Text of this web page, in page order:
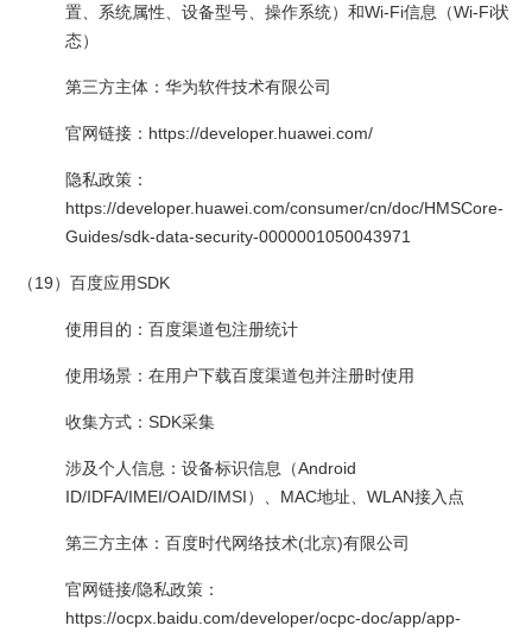
置、系统属性、设备型号、操作系统）和Wi-Fi信息（Wi-Fi状
态）
第三方主体：华为软件技术有限公司
官网链接：https://developer.huawei.com/
隐私政策：
https://developer.huawei.com/consumer/cn/doc/HMSCore-
Guides/sdk-data-security-0000001050043971
（19）百度应用SDK
使用目的：百度渠道包注册统计
使用场景：在用户下载百度渠道包并注册时使用
收集方式：SDK采集
涉及个人信息：设备标识信息（Android
ID/IDFA/IMEI/OAID/IMSI）、MAC地址、WLAN接入点
第三方主体：百度时代网络技术(北京)有限公司
官网链接/隐私政策：
https://ocpx.baidu.com/developer/ocpc-doc/app/app-